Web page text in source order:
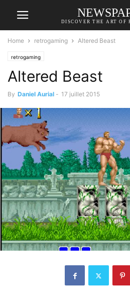
DISCOVER THE ART OF
Home retrogaming Altered Beast
retrogaming
Altered Beast
By Daniel Aurial - 17 juillet 2015